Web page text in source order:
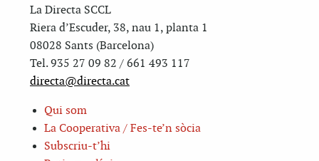
La Directa SCCL
Riera d’Escuder, 38, nau 1, planta 1
08028 Sants (Barcelona)
Tel. 935 27 09 82 / 661 493 117
directa@directa.cat
Qui som
La Cooperativa / Fes-te’n sòcia
Subscriu-t’hi